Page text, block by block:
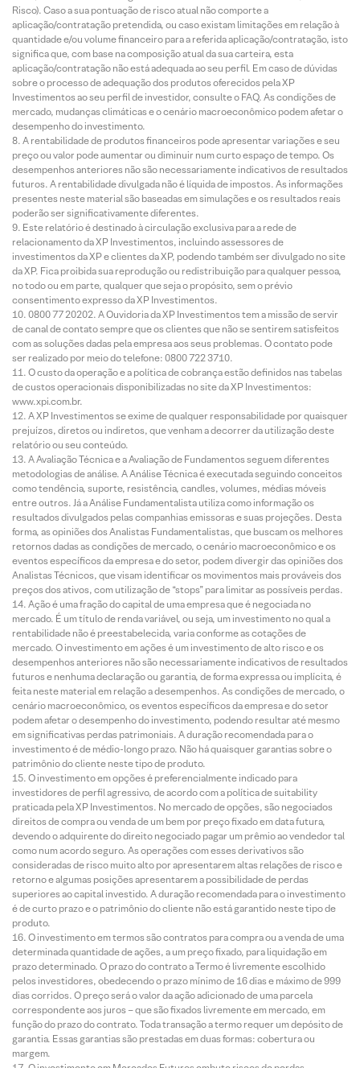
Risco). Caso a sua pontuação de risco atual não comporte a
aplicação/contratação pretendida, ou caso existam limitações em relação à
quantidade e/ou volume financeiro para a referida aplicação/contratação, isto
significa que, com base na composição atual da sua carteira, esta
aplicação/contratação não está adequada ao seu perfil. Em caso de dúvidas
sobre o processo de adequação dos produtos oferecidos pela XP
Investimentos ao seu perfil de investidor, consulte o FAQ. As condições de
mercado, mudanças climáticas e o cenário macroeconômico podem afetar o
desempenho do investimento.
A rentabilidade de produtos financeiros pode apresentar variações e seu
preço ou valor pode aumentar ou diminuir num curto espaço de tempo. Os
desempenhos anteriores não são necessariamente indicativos de resultados
futuros. A rentabilidade divulgada não é líquida de impostos. As informações
presentes neste material são baseadas em simulações e os resultados reais
poderão ser significativamente diferentes.
Este relatório é destinado à circulação exclusiva para a rede de
relacionamento da XP Investimentos, incluindo assessores de
investimentos da XP e clientes da XP, podendo também ser divulgado no site
da XP. Fica proibida sua reprodução ou redistribuição para qualquer pessoa,
no todo ou em parte, qualquer que seja o propósito, sem o prévio
consentimento expresso da XP Investimentos.
0800 77 20202. A Ouvidoria da XP Investimentos tem a missão de servir
de canal de contato sempre que os clientes que não se sentirem satisfeitos
com as soluções dadas pela empresa aos seus problemas. O contato pode
ser realizado por meio do telefone: 0800 722 3710.
O custo da operação e a política de cobrança estão definidos nas tabelas
de custos operacionais disponibilizadas no site da XP Investimentos:
www.xpi.com.br.
A XP Investimentos se exime de qualquer responsabilidade por quaisquer
prejuízos, diretos ou indiretos, que venham a decorrer da utilização deste
relatório ou seu conteúdo.
A Avaliação Técnica e a Avaliação de Fundamentos seguem diferentes
metodologias de análise. A Análise Técnica é executada seguindo conceitos
como tendência, suporte, resistência, candles, volumes, médias móveis
entre outros. Já a Análise Fundamentalista utiliza como informação os
resultados divulgados pelas companhias emissoras e suas projeções. Desta
forma, as opiniões dos Analistas Fundamentalistas, que buscam os melhores
retornos dadas as condições de mercado, o cenário macroeconômico e os
eventos específicos da empresa e do setor, podem divergir das opiniões dos
Analistas Técnicos, que visam identificar os movimentos mais prováveis dos
preços dos ativos, com utilização de “stops” para limitar as possíveis perdas.
Ação é uma fração do capital de uma empresa que é negociada no
mercado. É um título de renda variável, ou seja, um investimento no qual a
rentabilidade não é preestabelecida, varia conforme as cotações de
mercado. O investimento em ações é um investimento de alto risco e os
desempenhos anteriores não são necessariamente indicativos de resultados
futuros e nenhuma declaração ou garantia, de forma expressa ou implícita, é
feita neste material em relação a desempenhos. As condições de mercado, o
cenário macroeconômico, os eventos específicos da empresa e do setor
podem afetar o desempenho do investimento, podendo resultar até mesmo
em significativas perdas patrimoniais. A duração recomendada para o
investimento é de médio-longo prazo. Não há quaisquer garantias sobre o
patrimônio do cliente neste tipo de produto.
O investimento em opções é preferencialmente indicado para
investidores de perfil agressivo, de acordo com a política de suitability
praticada pela XP Investimentos. No mercado de opções, são negociados
direitos de compra ou venda de um bem por preço fixado em data futura,
devendo o adquirente do direito negociado pagar um prêmio ao vendedor tal
como num acordo seguro. As operações com esses derivativos são
consideradas de risco muito alto por apresentarem altas relações de risco e
retorno e algumas posições apresentarem a possibilidade de perdas
superiores ao capital investido. A duração recomendada para o investimento
é de curto prazo e o patrimônio do cliente não está garantido neste tipo de
produto.
O investimento em termos são contratos para compra ou a venda de uma
determinada quantidade de ações, a um preço fixado, para liquidação em
prazo determinado. O prazo do contrato a Termo é livremente escolhido
pelos investidores, obedecendo o prazo mínimo de 16 dias e máximo de 999
dias corridos. O preço será o valor da ação adicionado de uma parcela
correspondente aos juros – que são fixados livremente em mercado, em
função do prazo do contrato. Toda transação a termo requer um depósito de
garantia. Essas garantias são prestadas em duas formas: cobertura ou
margem.